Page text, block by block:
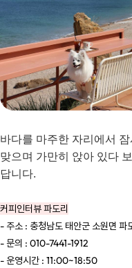
바다를 마주한 자리에서
맞으며 가만히 앉아 있다
답니다.
커피인터뷰 파도리
- 주소 : 충청남도 태안군 소원면 파
- 문의 : 010-7441-1912
- 운영시간 : 11:00~18:50